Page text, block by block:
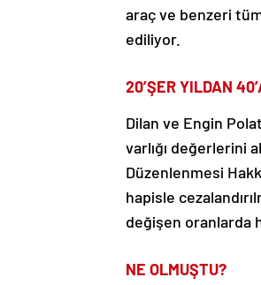
araç ve benzeri
ediliyor.
20’ŞER YILDAN
Dilan ve Engin
varlığı değerlerini
Düzenlenmesi
hapisle
değişen oranlarda
NE OLMUŞTU?